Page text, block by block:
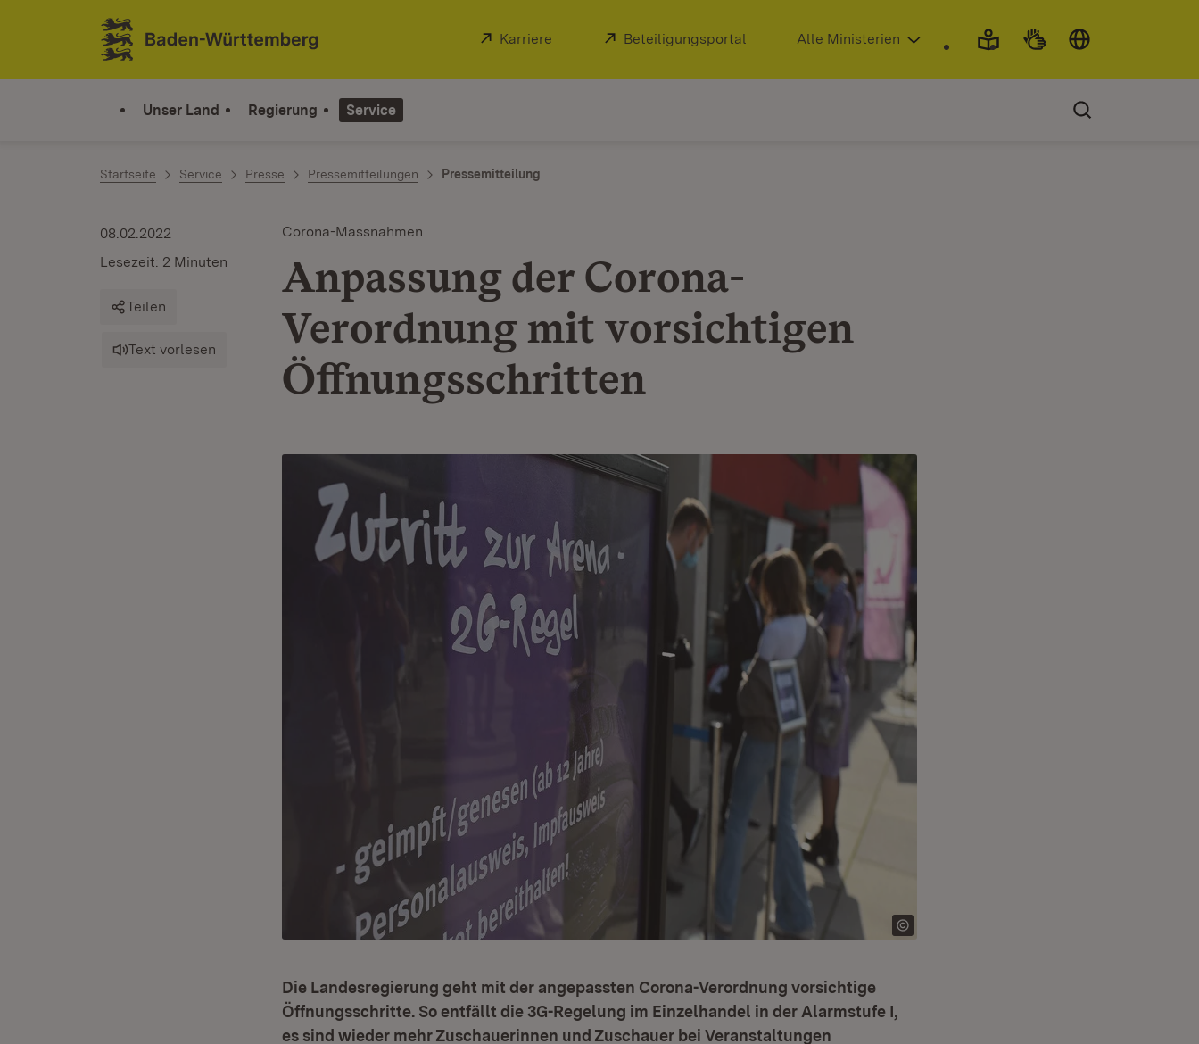
Zum Inhalt springen
Link zur Startseite
Extern:
Karriere (Öffnet in neuem Fenster)
Extern:
Beteiligungsportal (Öffnet in neuem Fenster)
Alle Ministerien
Unser Land Regierung Service
Startseite Service Presse Pressemitteilungen Pressemitteilung
Corona-Massnahmen
Anpassung der Corona-
Verordnung mit vorsichtigen
Öffnungsschritten
08.02.2022
Lesezeit: 2 Minuten
Teilen
Text vorlesen
Die Landesregierung geht mit der angepassten Corona-Verordnung vorsichtige
Öffnungsschritte. So entfällt die 3G-Regelung im Einzelhandel in der Alarmstufe I,
es sind wieder mehr Zuschauerinnen und Zuschauer bei Veranstaltungen